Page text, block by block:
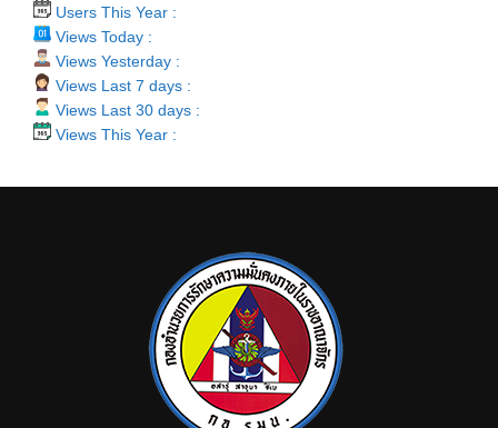
Users This Year :
Views Today :
Views Yesterday :
Views Last 7 days :
Views Last 30 days :
Views This Year :